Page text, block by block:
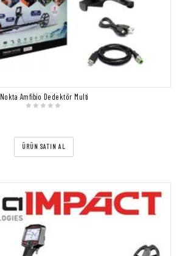
Nokta Amfibio Dedektör Multi
ÜRÜN SATIN AL